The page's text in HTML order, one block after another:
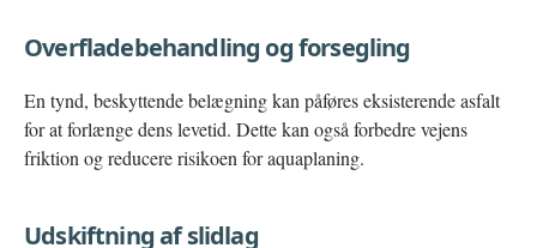
Overfladebehandling og forsegling
En tynd, beskyttende belægning kan påføres eksisterende asfalt
for at forlænge dens levetid. Dette kan også forbedre vejens
friktion og reducere risikoen for aquaplaning.
Udskiftning af slidlag